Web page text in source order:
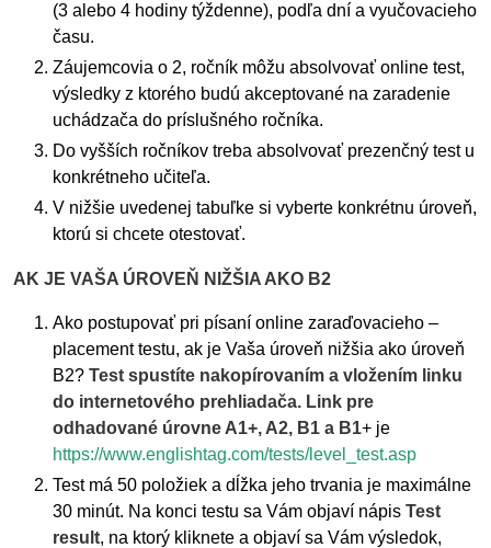
(3 alebo 4 hodiny týždenne), podľa dní a vyučovacieho
času.
Záujemcovia o 2, ročník môžu absolvovať online test,
výsledky z ktorého budú akceptované na zaradenie
uchádzača do príslušného ročníka.
Do vyšších ročníkov treba absolvovať prezenčný test u
konkrétneho učiteľa.
V nižšie uvedenej tabuľke si vyberte konkrétnu úroveň,
ktorú si chcete otestovať.
AK JE VAŠA ÚROVEŇ NIŽŠIA AKO B2
Ako postupovať pri písaní online zaraďovacieho –
placement testu, ak je Vaša úroveň nižšia ako úroveň
B2? Test spustíte nakopírovaním a vložením linku
do internetového prehliadača. Link pre
odhadované úrovne A1+, A2, B1 a B1+ je
https://www.englishtag.com/tests/level_test.asp
Test má 50 položiek a dĺžka jeho trvania je maximálne
30 minút. Na konci testu sa Vám objaví nápis Test
result, na ktorý kliknete a objaví sa Vám výsledok,